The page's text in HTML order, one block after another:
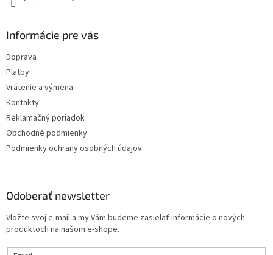
Informácie pre vás
Doprava
Platby
Vrátenie a výmena
Kontakty
Reklamačný poriadok
Obchodné podmienky
Podmienky ochrany osobných údajov
Odoberať newsletter
Vložte svoj e-mail a my Vám budeme zasielať informácie o nových
produktoch na našom e-shope.